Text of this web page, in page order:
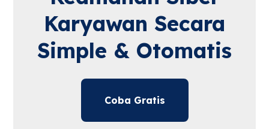
Karyawan Secara
Simple & Otomatis
Coba Gratis